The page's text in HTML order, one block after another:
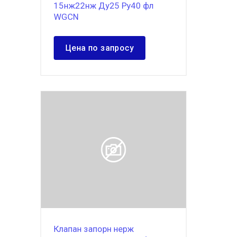
15нж22нж Ду25 Ру40 фл
WGCN
Цена по запросу
Клапан запорн нерж